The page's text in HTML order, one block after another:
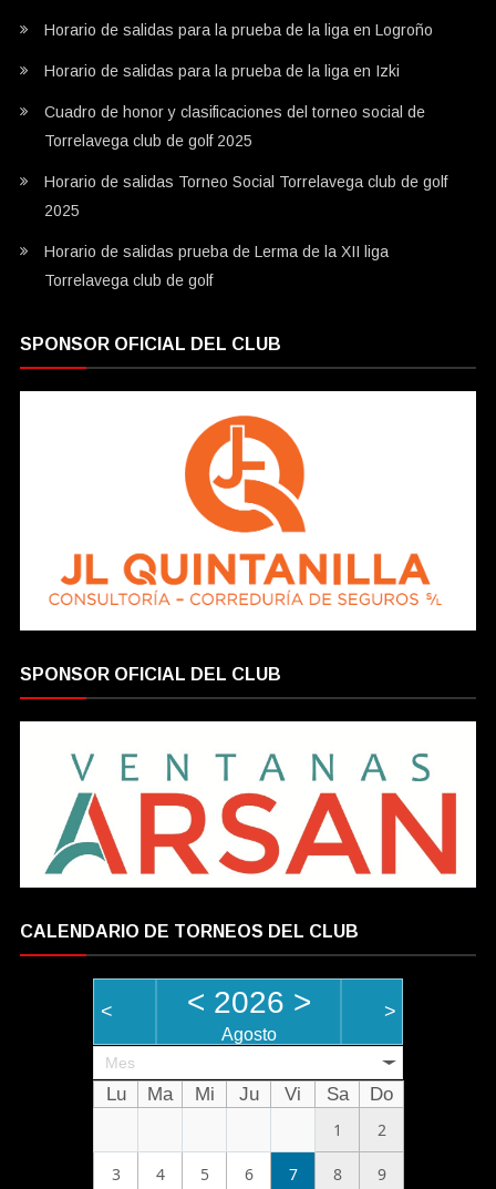
Horario de salidas para la prueba de la liga en Logroño
Horario de salidas para la prueba de la liga en Izki
Cuadro de honor y clasificaciones del torneo social de
Torrelavega club de golf 2025
Horario de salidas Torneo Social Torrelavega club de golf
2025
Horario de salidas prueba de Lerma de la XII liga
Torrelavega club de golf
SPONSOR OFICIAL DEL CLUB
SPONSOR OFICIAL DEL CLUB
CALENDARIO DE TORNEOS DEL CLUB
< < 2026 >
Agosto
>
Mes
Lu Ma Mi Ju Vi Sa
Do
1
2
3 4 5 6 7 8 9